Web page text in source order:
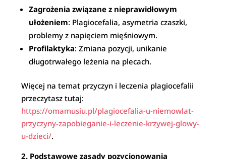
Zagrożenia związane z nieprawidłowym
ułożeniem: Plagiocefalia, asymetria czaszki,
problemy z napięciem mięśniowym.
Profilaktyka: Zmiana pozycji, unikanie
długotrwałego leżenia na plecach.
Więcej na temat przyczyn i leczenia plagiocefalii
przeczytasz tutaj:
https://omamusiu.pl/plagiocefalia-u-niemowlat-
przyczyny-zapobieganie-i-leczenie-krzywej-glowy-
u-dzieci/.
2. Podstawowe zasady pozycjonowania